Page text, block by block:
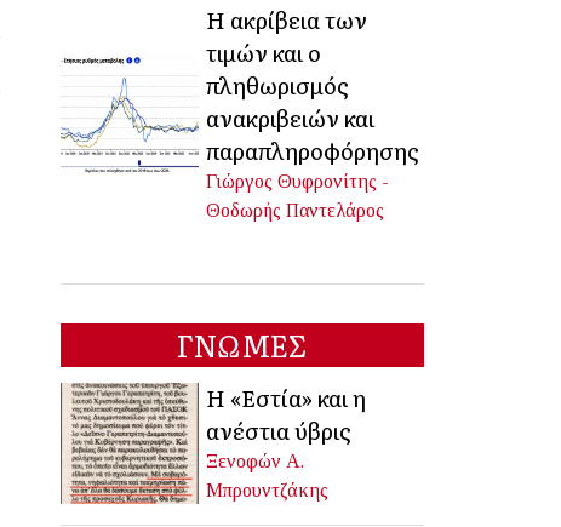
Η ακρίβεια των
τιμών και ο
πληθωρισμός
ανακριβειών και
παραπληροφόρησης
Γιώργος Θυφρονίτης -
Θοδωρής Παντελάρος
ΓΝΩΜΕΣ
Η «Εστία» και η
ανέστια ύβρις
Ξενοφών Α.
Μπρουντζάκης